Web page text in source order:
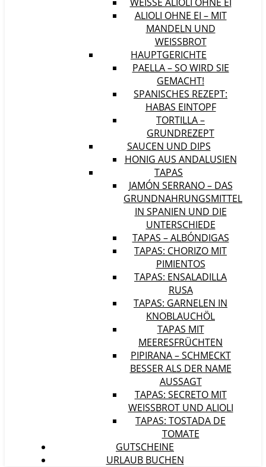
ALIOLI OHNE EI – MIT
MANDELN UND
WEISSBROT
HAUPTGERICHTE
PAELLA – SO WIRD SIE
GEMACHT!
SPANISCHES REZEPT:
HABAS EINTOPF
TORTILLA –
GRUNDREZEPT
SAUCEN UND DIPS
HONIG AUS ANDALUSIEN
TAPAS
JAMÓN SERRANO – DAS
GRUNDNAHRUNGSMITTEL
IN SPANIEN UND DIE
UNTERSCHIEDE
TAPAS – ALBÓNDIGAS
TAPAS: CHORIZO MIT
PIMIENTOS
TAPAS: ENSALADILLA
RUSA
TAPAS: GARNELEN IN
KNOBLAUCHÖL
TAPAS MIT
MEERESFRÜCHTEN
PIPIRANA – SCHMECKT
BESSER ALS DER NAME
AUSSAGT
TAPAS: SECRETO MIT
WEISSBROT UND ALIOLI
TAPAS: TOSTADA DE
TOMATE
GUTSCHEINE
URLAUB BUCHEN